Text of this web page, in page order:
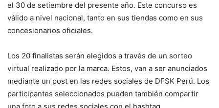
el 30 de setiembre del presente año. Este concurso es
válido a nivel nacional, tanto en sus tiendas como en sus
concesionarios oficiales.
Los 20 finalistas serán elegidos a través de un sorteo
virtual realizado por la marca. Estos, van a ser anunciados
mediante un post en las redes sociales de DFSK Perú. Los
participantes seleccionados pueden también compartir